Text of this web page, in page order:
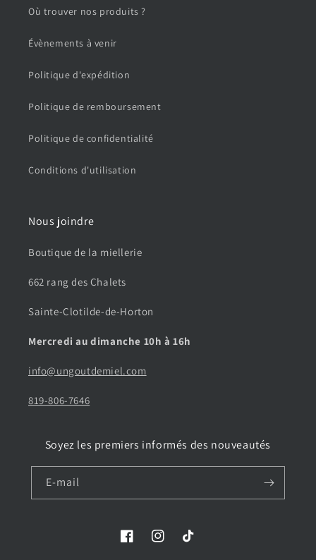
Où trouver nos produits ?
Évènements à venir
Politique d'expédition
Politique de remboursement
Politique de confidentialité
Conditions d'utilisation
Nous joindre
Boutique de la miellerie
662 rang des Chalets
Sainte-Clotilde-de-Horton
Mercredi au dimanche 10h à 16h
info@ungoutdemiel.com
819-806-7646
Soyez les premiers informés des nouveautés
E-mail
FacebookInstagramTikTok